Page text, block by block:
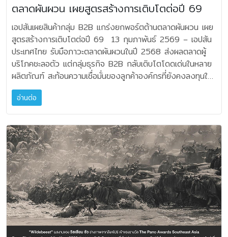
ของแถมไม่สามารถเปลี่ยนเป็นเงินสดได้ - ลูกค้าที่ซื้อสินค้าจาก
โชว์รูมมหาจักรทุกสาขา, ร้าน Soundcity, และร้าน
SOUNDLAB จะได้รับของแถม ณ จุดขาย - ลูกค้าลงทะเบียน
รับของแถม ผ่าน Line: @mahajakplus เท่านั้น โดยจะต้องลง
ทะเบียนรับประกันก่อน สินค้าที่มีสิทธิ์รับของแถมระบบจะให้เลือกรับ
ลงทะเบียนของแถมเพิ่มเติม - ขอสงวนสิทธิ์การรับของแถม
สำหรับลูกค้าที่ลงทะเบียนรับประกันสินค้าและของแถมผ่าน Line
@mahajakplus เท่านั้น กรณีที่ลงทะเบียนรับประกันเพียงอย่าง
เดียวไม่สามารถรับของแถมได้ - ไม่สามารถลงทะเบียนรับของ
แถมหลังจากหมดเขตโปรโมชันในทุกกรณี - ของแถมจัดส่ง 30
วันทำการ (ไม่รวมวันหยุดเสาร์-อาทิตย์ และนักขัตฤกษ์) ผ่านทาง
ไปรษณีย์ - ช่องทางที่ร่วมรายการ ได้แก่ ร้านตัวแทนจำหน่าย,
โชว์รูมมหาจักรทุกสาขา, ร้าน Soundcity, ร้าน SOUNDLAB,
Mahajak Online - สามารถสอบถามข้อมูลโปรโมชั่นและของ
แถมได้ที่ Call center 1516 หรือ Line @mahajakstore
- บริษัท มหาจักรดีเวลอปเมนท์ จำกัด ขอสงวนสิทธิ์ในการ
เปลี่ยนแปลงเงื่อนไข โดยไม่จำเป็นต้องแจ้งให้ทราบล่วงหน้า
สอบถามรายละเอียดเพิ่มเติมได้ที่ บริษัท มหาจักรดีเวลอปเมนท์
จำกัด Line : http://lin.ee/dKalYBy Facebook :
ดนตรี โดยมีให้เลือก 2 สี ได้แก่ สีดำและสีขาว ขณะที่ Harman
Kardon Soundsticks 5 Wi‑Fi เพิ่มความสามารถในการสตรีม
ผ่าน Wi-Fi เพื่อคุณภาพเสียงที่ต่อเนื่องและเสถียรยิ่งขึ้น รองรับ
AirPlay, Chromecast built-in™ และ Spotify Connect
รวมถึงการใช้งานแบบ Multi-room Audio ที่ควบคุมได้ผ่าน
แอป Harman Kardon One ต่อมาคือลำโพงบลูทูธแบบ
พกพา Harman Kardon Luna 2 ที่ถูกออกแบบมาให้เป็น
ซาวด์แทร็กประจำวัน เคลื่อนไหวไปพร้อมทุกช่วงเวลาของชีวิต
ด้วยโครงสร้างอะลูมิเนียมแข็งแรงและดีไซน์ตามหลักสรีรศาสตร์ที่
จับถนัดมือ มอบพลังเสียงคมชัดสมดุลด้วยเทคโนโลยี AI Sound
Boost ที่ช่วยวิเคราะห์และปรับเสียงแบบเรียลไทม์ เสริม
บรรยากาศด้วยไฟ Ambient Light โทนอุ่นที่มีให้เลือกถึง 6
รูปแบบ พร้อมระบบ AirTouch™ ที่สามารถจับคู่ลำโพงสองตัวให้
เป็นเสียงสเตอริโออัตโนมัติ มาพร้อมแบตเตอรี่ใช้งานได้นาน
สูงสุด 12 ชั่วโมง และมาตรฐานกันน้ำกันฝุ่นระดับ IP67 โดยมีให้
เลือก 3 สี ได้แก่ Classic Black, Warm Sand และ Ice
Mint นอกจากนี้ทั้ง 3 กลุ่มผลิตภัณฑ์ยังรองรับระบบ
Auracast™ ที่สามารถซิงก์เสียงร่วมกับลำโพง Harman
Kardon รุ่นอื่นๆ ได้อย่างไร้รอยต่อ เพื่อขยายมิติเสียงให้กว้าง
ตลาดผันผวน เผยสูตรสร้างการเติบโตต่อปี 69
เอปสันเผยสินค้ากลุ่ม B2B แกร่งยกพอร์ตต้านตลาดผันผวน เผย
สูตรสร้างการเติบโตต่อปี 69 13 กุมภาพันธ์ 2569 – เอปสัน
ประเทศไทย รับมือภาวะตลาดผันผวนในปี 2568 ส่งผลตลาดผู้
บริโภคชะลอตัว แต่กลุ่มธุรกิจ B2B กลับเติบโตโดดเด่นในหลาย
ผลิตภัณฑ์ สะท้อนความเชื่อมั่นของลูกค้าองค์กรที่ยังคงลงทุนใน
โซลูชันที่เพิ่มประสิทธิภาพและสร้างคุณค่าในระยะยาว พร้อมตั้งเป้า
เติบโต 5% ในปี 2569 ภายใต้กลยุทธ์ “Customer Value
First” ผ่านสูตรผสานโซลูชัน บริการ และความยั่งยืน เพื่อตอบ
โจทย์ตลาดองค์กร นายยรรยง มุนีมงคลทร ผู้อำนวยการ
บริหาร บริษัท เอปสัน (ประเทศไทย) จำกัด เปิดเผยว่า ภาพรวม
ตลาดในปี 2568 เผชิญแรงกดดันจากภาวะเศรษฐกิจและความ
เชื่อมั่นผู้บริโภคที่ชะลอตัว ส่งผลให้ลูกค้าทุกกลุ่มปรับรูปแบบการ
ตัดสินใจอย่างระมัดระวังมากขึ้น โดยกลุ่มผู้บริโภคมีความเชื่อมั่น
ต่อแนวโน้มเศรษฐกิจลดลง จึงชะลอการใช้จ่ายและให้ความสำคัญ
กับความคุ้มค่าเป็นหลัก ท่ามกลางการแข่งขันด้านราคาที่รุนแรงใน
กลุ่มสินค้าระดับเริ่มต้น ขณะที่กลุ่ม SME เลื่อนแผนการลงทุนและ
ยืดอายุการใช้งานอุปกรณ์ให้นานขึ้น ส่วนองค์กรขนาดใหญ่ขยาย
อ่านต่อ